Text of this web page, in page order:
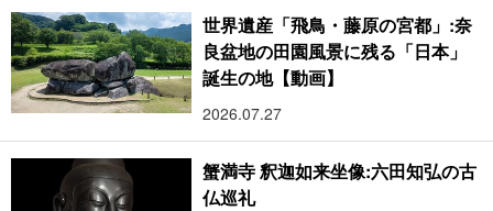
世界遺産「飛鳥・藤原の宮都」:奈
良盆地の田園風景に残る「日本」
誕生の地【動画】
2026.07.27
蟹満寺 釈迦如来坐像:六田知弘の古
仏巡礼